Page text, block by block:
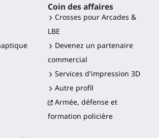
Coin des affaires
Crosses pour Arcades &
LBE
Devenez un partenaire
commercial
Services d'impression 3D
Autre profil
Armée, défense et
formation policière